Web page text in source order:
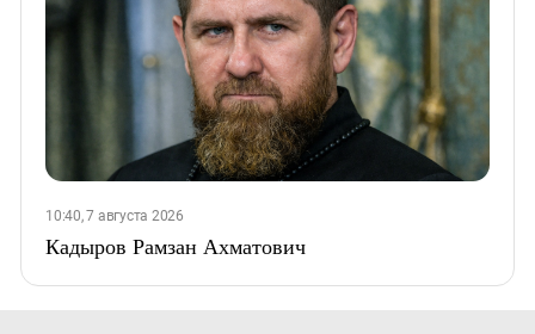
10:40, 7 августа 2026
Кадыров Рамзан Ахматович